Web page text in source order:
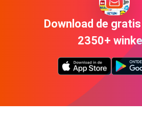
Download de
2350+